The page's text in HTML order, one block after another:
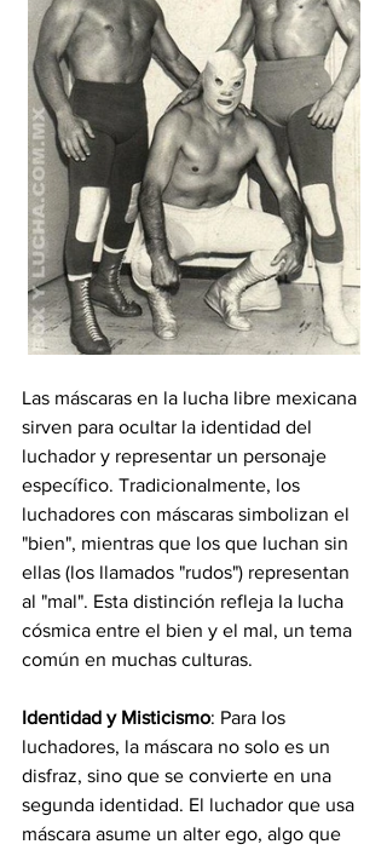
Las máscaras en la lucha libre mexicana
sirven para ocultar la identidad del
luchador y representar un personaje
específico. Tradicionalmente, los
luchadores con máscaras simbolizan el
"bien", mientras que los que luchan sin
ellas (los llamados "rudos") representan
al "mal". Esta distinción refleja la lucha
cósmica entre el bien y el mal, un tema
común en muchas culturas.
Identidad y Misticismo: Para los
luchadores, la máscara no solo es un
disfraz, sino que se convierte en una
segunda identidad. El luchador que usa
máscara asume un alter ego, algo que